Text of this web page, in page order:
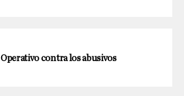
Operativo contra los abusivos